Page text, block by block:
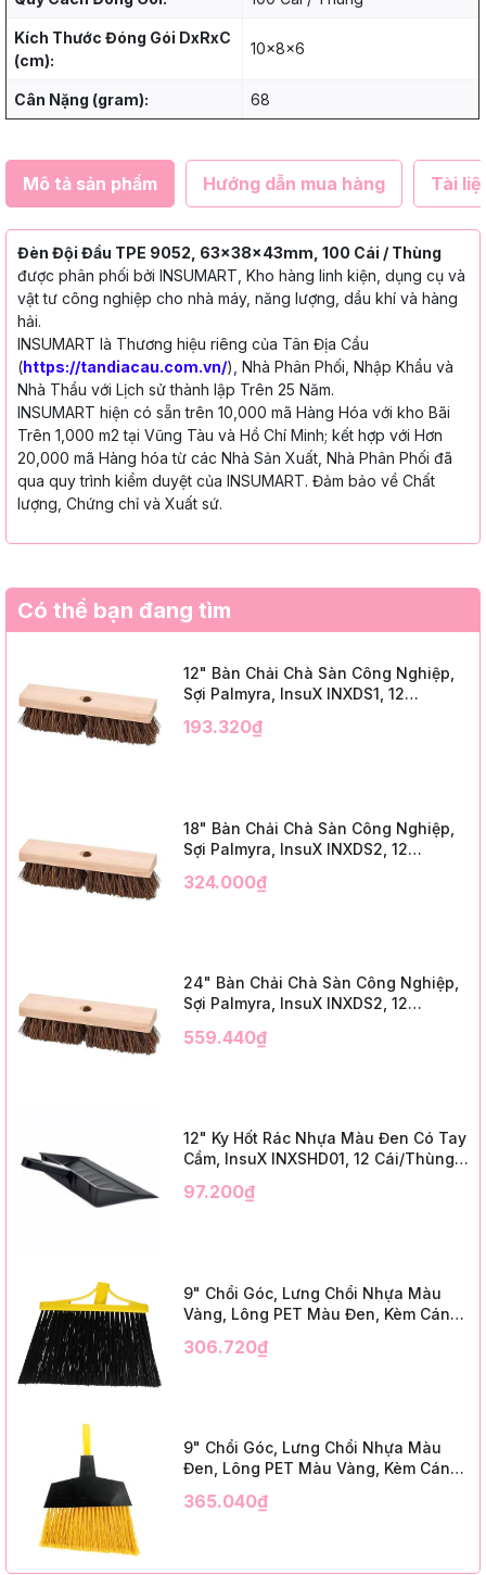
Kích Thước Đóng Gói DxRxC
(cm):
10x8x6
Cân Nặng (gram): 68
Mô tả sản phẩm Hướng dẫn mua hàng Tài
Đèn Đội Đầu TPE 9052, 63x38x43mm, 100 Cái / Thùng
được phân phối bởi INSUMART, Kho hàng linh kiện, dụng cụ và
vật tư công nghiệp cho nhà máy, năng lượng, dầu khí và hàng
hải.
INSUMART là Thương hiệu riêng của Tân Địa Cầu
(https://tandiacau.com.vn/), Nhà Phân Phối, Nhập Khẩu và
Nhà Thầu với Lịch sử thành lập Trên 25 Năm.
INSUMART hiện có sẵn trên 10,000 mã Hàng Hóa với kho Bãi
Trên 1,000 m2 tại Vũng Tàu và Hồ Chí Minh; kết hợp với Hơn
20,000 mã Hàng hóa từ các Nhà Sản Xuất, Nhà Phân Phối đã
qua quy trình kiểm duyệt của INSUMART. Đảm bảo về Chất
lượng, Chứng chỉ và Xuất sứ.
Có thể bạn đang tìm
12" Bàn Chải Chà Sàn Công Nghiệp,
Sợi Palmyra, InsuX INXDS1, 12
Trim)
193.320₫
18" Bàn Chải Chà Sàn Công Nghiệp,
Sợi Palmyra, InsuX INXDS2, 12
Trim)
324.000₫
24" Bàn Chải Chà Sàn Công Nghiệp,
Sợi Palmyra, InsuX INXDS2, 12
3" Trim)
559.440₫
12" Ky Hốt Rác Nhựa Màu Đen Có Tay
Cầm, InsuX INXSHD01, 12 Cái/Thùng,
Black Plastic)
97.200₫
9" Chổi Góc, Lưng Chổi Nhựa Màu
Vàng, Lông PET Màu Đen, Kèm Cán
12 Bộ/Thùng (9" Angle Broom, Yellow
306.720₫
9" Chổi Góc, Lưng Chổi Nhựa Màu
Đen, Lông PET Màu Vàng, Kèm Cán
12 Bộ/Thùng (9" Angle Broom, Black
365.040₫